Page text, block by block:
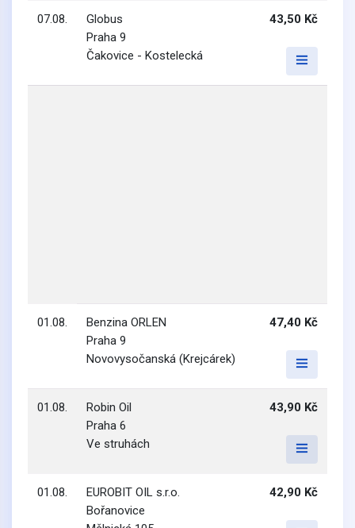
07.08.
Globus
Praha 9
Čakovice - Kostelecká
43,50 Kč
01.08.
Benzina ORLEN
Praha 9
Novovysočanská (Krejcárek)
47,40 Kč
01.08.
Robin Oil
Praha 6
Ve struhách
43,90 Kč
01.08.
EUROBIT OIL s.r.o.
Bořanovice
42,90 Kč